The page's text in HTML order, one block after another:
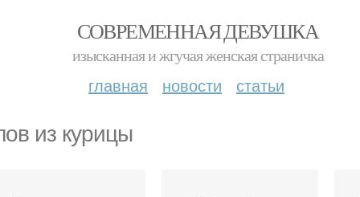
СОВРЕМЕННАЯ ДЕВУШКА
изысканная и жгучая женская страничка
главная новости статьи
из курицы